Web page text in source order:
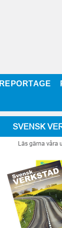
REPORTAGE
SVENSK
Läs gärna våra